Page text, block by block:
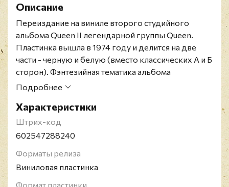
Описание
Переиздание на виниле второго студийного
альбома Queen II легендарной группы Queen.
Пластинка вышла в 1974 году и делится на две
части - черную и белую (вместо классических А и Б
сторон). Фэнтезийная тематика альбома
перекликается с творчеством Led Zeppelin тех лет.
"Queen" была основана в 1970 году Роджером
Тэйлором и Брайаном Мэйем, к которым
присоединились вокалист Фредди Меркьюри и
в 1975 году с выходом альбома "A Night at The
Opera", который был уже четвертым в
дискографии коллектива и стал определяющим
Подробнее
Характеристики
Штрих-код
602547288240
Форматы релиза
Виниловая пластинка
Формат пластинки